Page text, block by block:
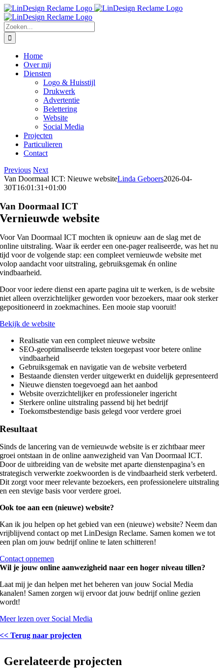
Ga
naar
inhoud
Facebook
Instagram
LinkedIn
E-
mail
Phone
Zoeken
naar:
Home
Over mij
Diensten
Logo & Huisstijl
Drukwerk
Advertentie
Belettering
Website
Social Media
Projecten
Particulieren
Contact
Previous Next
Van Doormaal ICT: Nieuwe websiteLinda Geboers2026-04-
30T16:01:31+01:00
Van Doormaal ICT
Vernieuwde website
Voor Van Doormaal ICT mochten ik opnieuw aan de slag met de
online uitstraling. Waar ik eerder een one-pager realiseerde, was het nu
tijd voor de volgende stap: een compleet vernieuwde website met
volop aandacht voor uitstraling, gebruiksgemak én online
vindbaarheid.
Door voor iedere dienst een aparte pagina uit te werken, is de website
niet alleen overzichtelijker geworden voor bezoekers, maar ook sterker
gepositioneerd in zoekmachines. Een mooie stap vooruit!
Bekijk de website
Realisatie van een compleet nieuwe website
SEO-geoptimaliseerde teksten toegepast voor betere online
vindbaarheid
Gebruiksgemak en navigatie van de website verbeterd
Bestaande diensten verder uitgewerkt en duidelijk gepresenteerd
Nieuwe diensten toegevoegd aan het aanbod
Website overzichtelijker en professioneler ingericht
Sterkere online uitstraling passend bij het bedrijf
Toekomstbestendige basis gelegd voor verdere groei
Resultaat
Sinds de lancering van de vernieuwde website is er zichtbaar meer
groei ontstaan in de online aanwezigheid van Van Doormaal ICT.
Door de uitbreiding van de website met aparte dienstenpagina’s en
strategisch verwerkte zoekwoorden is de vindbaarheid sterk verbeterd.
Dit zorgt voor meer relevante bezoekers, een professionelere uitstraling
en een stevige basis voor verdere groei.
Ook toe aan een (nieuwe) website?
Kan ik jou helpen op het gebied van een (nieuwe) website? Neem dan
vrijblijvend contact op met LinDesign Reclame. Samen komen we tot
een plan om jouw bedrijf online te laten schitteren!
Contact opnemen
Wil je jouw online aanwezigheid naar een hoger niveau tillen?
Laat mij je dan helpen met het beheren van jouw Social Media
kanalen! Samen zorgen wij ervoor dat jouw bedrijf online gezien
wordt!
Meer lezen over Social Media
<< Terug naar projecten
Gerelateerde projecten